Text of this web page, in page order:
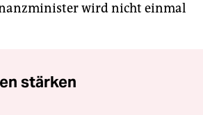
wird nicht einmal
stärken